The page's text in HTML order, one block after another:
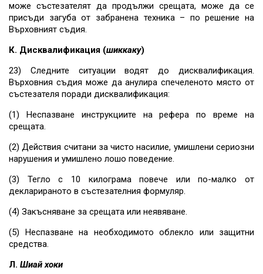
може състезателят да продължи срещата, може да се
присъди загуба от забранена техника – по решение на
Върховният съдия.
К. Дисквалификация (шиккаку)
23) Следните ситуации водят до дисквалификация.
Върховния съдия може да анулира спечеленото място от
състезателя поради дисквалификация:
(1) Неспазване инструкциите на рефера по време на
срещата.
(2) Действия считани за чисто насилие, умишлени сериозни
нарушения и умишлено лошо поведение.
(3) Тегло с 10 килограма повече или по-малко от
декларираното в състезателния формуляр.
(4) Закъсняване за срещата или неявяване.
(5) Неспазване на необходимото облекло или защитни
средства.
Л. Шиай хоки